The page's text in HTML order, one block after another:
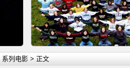
细内容
系列电影 > 正文